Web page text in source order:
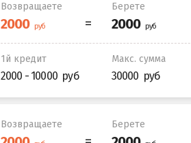
Возвращаете Берете
1й кредит
2000 - 10000
Макс. сумма
30000
Возвращаете Берете